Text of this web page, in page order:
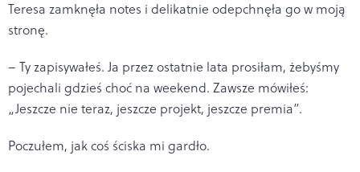
Teresa zamknęła notes i delikatnie odepchnęła go w moją
stronę.
– Ty zapisywałeś. Ja przez ostatnie lata prosiłam, żebyśmy
pojechali gdzieś choć na weekend. Zawsze mówiłeś:
„Jeszcze nie teraz, jeszcze projekt, jeszcze premia”.
Poczułem, jak coś ściska mi gardło.